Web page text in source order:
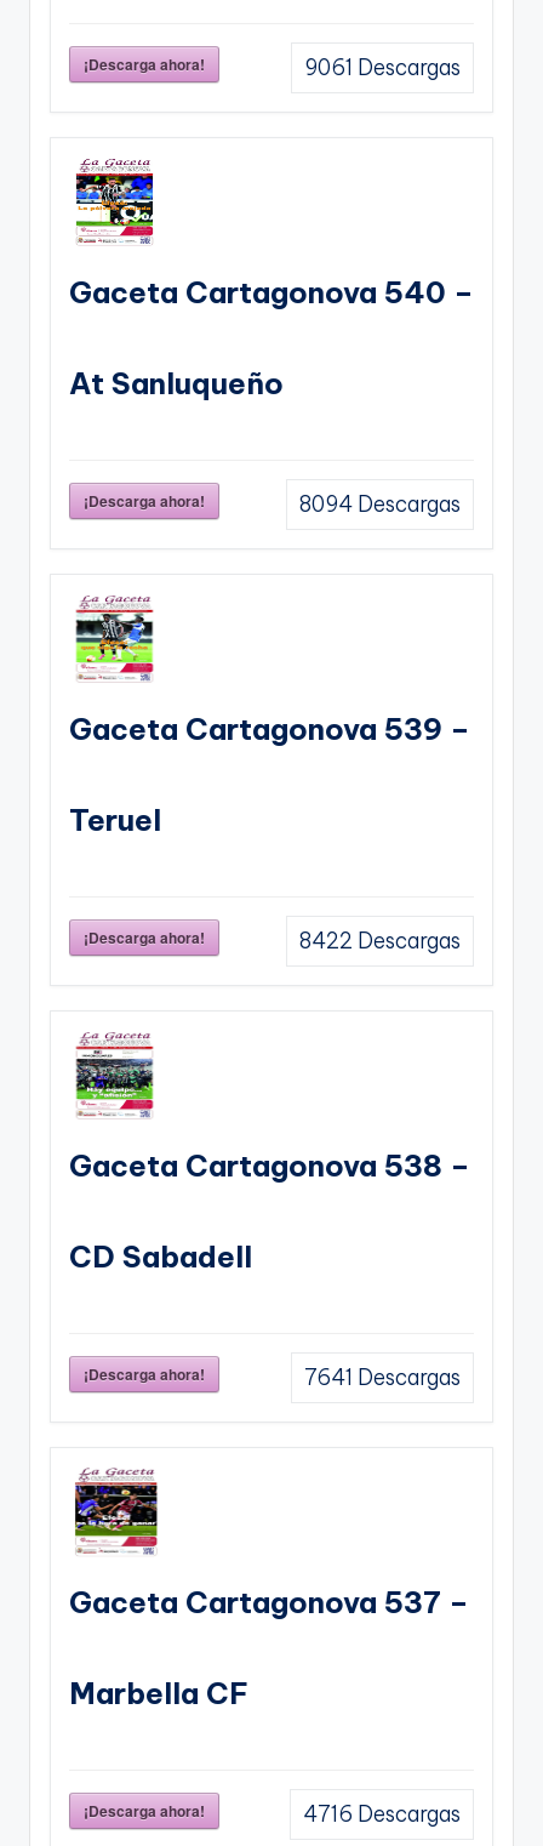
¡Descarga ahora! 9061 Descargas
Gaceta Cartagonova 540 –
At Sanluqueño
¡Descarga ahora! 8094 Descargas
Gaceta Cartagonova 539 –
Teruel
¡Descarga ahora! 8422 Descargas
Gaceta Cartagonova 538 –
CD Sabadell
¡Descarga ahora! 7641 Descargas
Gaceta Cartagonova 537 –
Marbella CF
¡Descarga ahora! 4716 Descargas